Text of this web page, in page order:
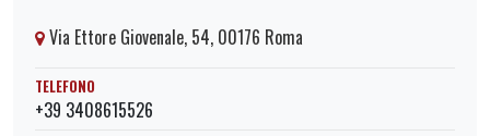
Via Ettore Giovenale, 54, 00176 Roma
TELEFONO
+39 3408615526